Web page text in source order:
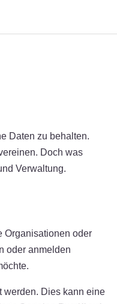
Daten zu behalten.
Doch was
Verwaltung.
Organisationen oder
oder anmelden
werden. Dies kann eine